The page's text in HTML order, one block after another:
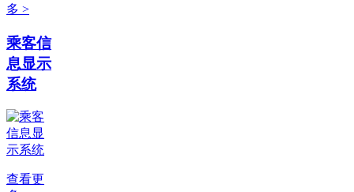
多 >
乘客信
息显示
系统
查看更